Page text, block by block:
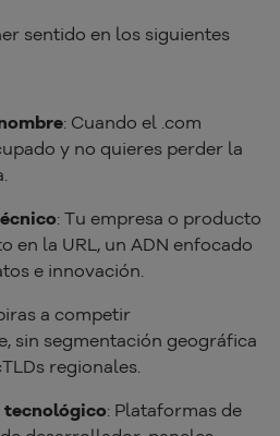
sentido en los siguientes
: Cuando el .com
y no quieres perder la
: Tu empresa o producto
en la URL, un ADN enfocado
e innovación.
a competir
sin segmentación geográfica
regionales.
tecnológico: Plataformas de